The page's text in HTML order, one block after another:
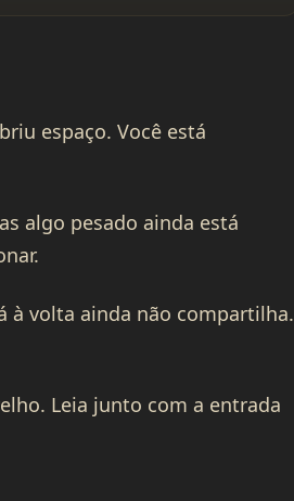
espaço. Você está
algo pesado ainda está
à volta ainda não compartilha.
Leia junto com a entrada